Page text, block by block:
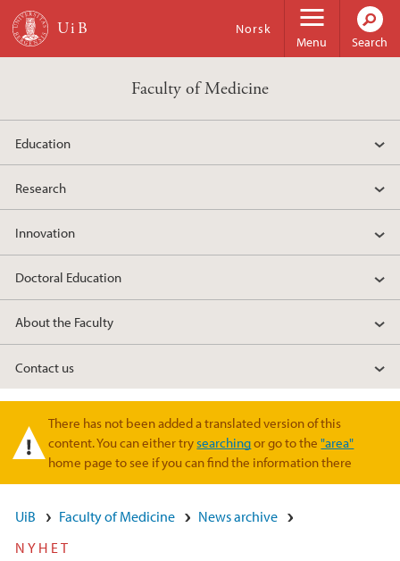
Skip to main content
Menu
Norsk
Search
Faculty of Medicine
Education
Research
Innovation
Doctoral Education
About the Faculty
Contact us
Warning message
There has not been added a translated version of this
content. You can either trysearchingor go to the"area"
home page to see if you can find the information there
UiB Faculty of Medicine
News archive
NYHET